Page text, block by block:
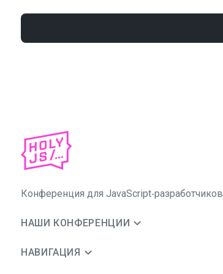
Конференция для JavaScript‑разработчиков
НАШИ КОНФЕРЕНЦИИ
НАВИГАЦИЯ